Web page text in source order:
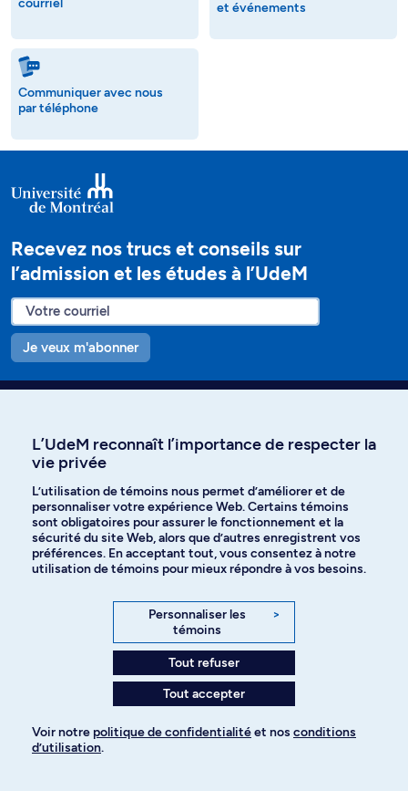
courriel
et événements
Communiquer avec nous
par téléphone
Recevez nos trucs et conseils sur
l’admission et les études à l’UdeM
Je veux m'abonner
Programmes et cours
Aide à l'admission
Découvrir l'UdeM
Affiniti
L’UdeM reconnaît l’importance de respecter la
vie privée
L’utilisation de témoins nous permet d’améliorer et de
personnaliser votre expérience Web. Certains témoins
sont obligatoires pour assurer le fonctionnement et la
sécurité du site Web, alors que d’autres enregistrent vos
préférences. En acceptant tout, vous consentez à notre
utilisation de témoins pour mieux répondre à vos besoins.
Personnaliser les
témoins
>
Tout refuser
Tout accepter
Voir notre politique de confidentialitéet nos conditions
d’utilisation.